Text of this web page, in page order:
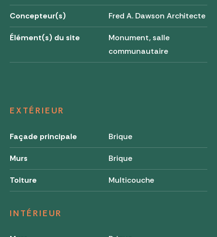
Concepteur(s) Fred A. Dawson Architecte
Élément(s) du site
Monument, salle
communautaire
EXTÉRIEUR
Façade principale Brique
Murs Brique
Toiture Multicouche
INTÉRIEUR